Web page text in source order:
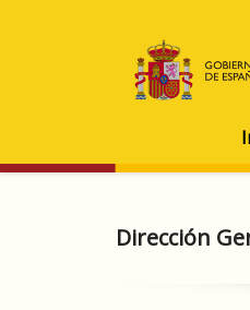
Dirección